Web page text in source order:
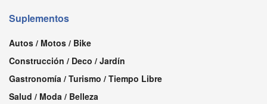
Suplementos
Autos / Motos / Bike
Construcción / Deco / Jardín
Gastronomía / Turismo / Tiempo Libre
Salud / Moda / Belleza